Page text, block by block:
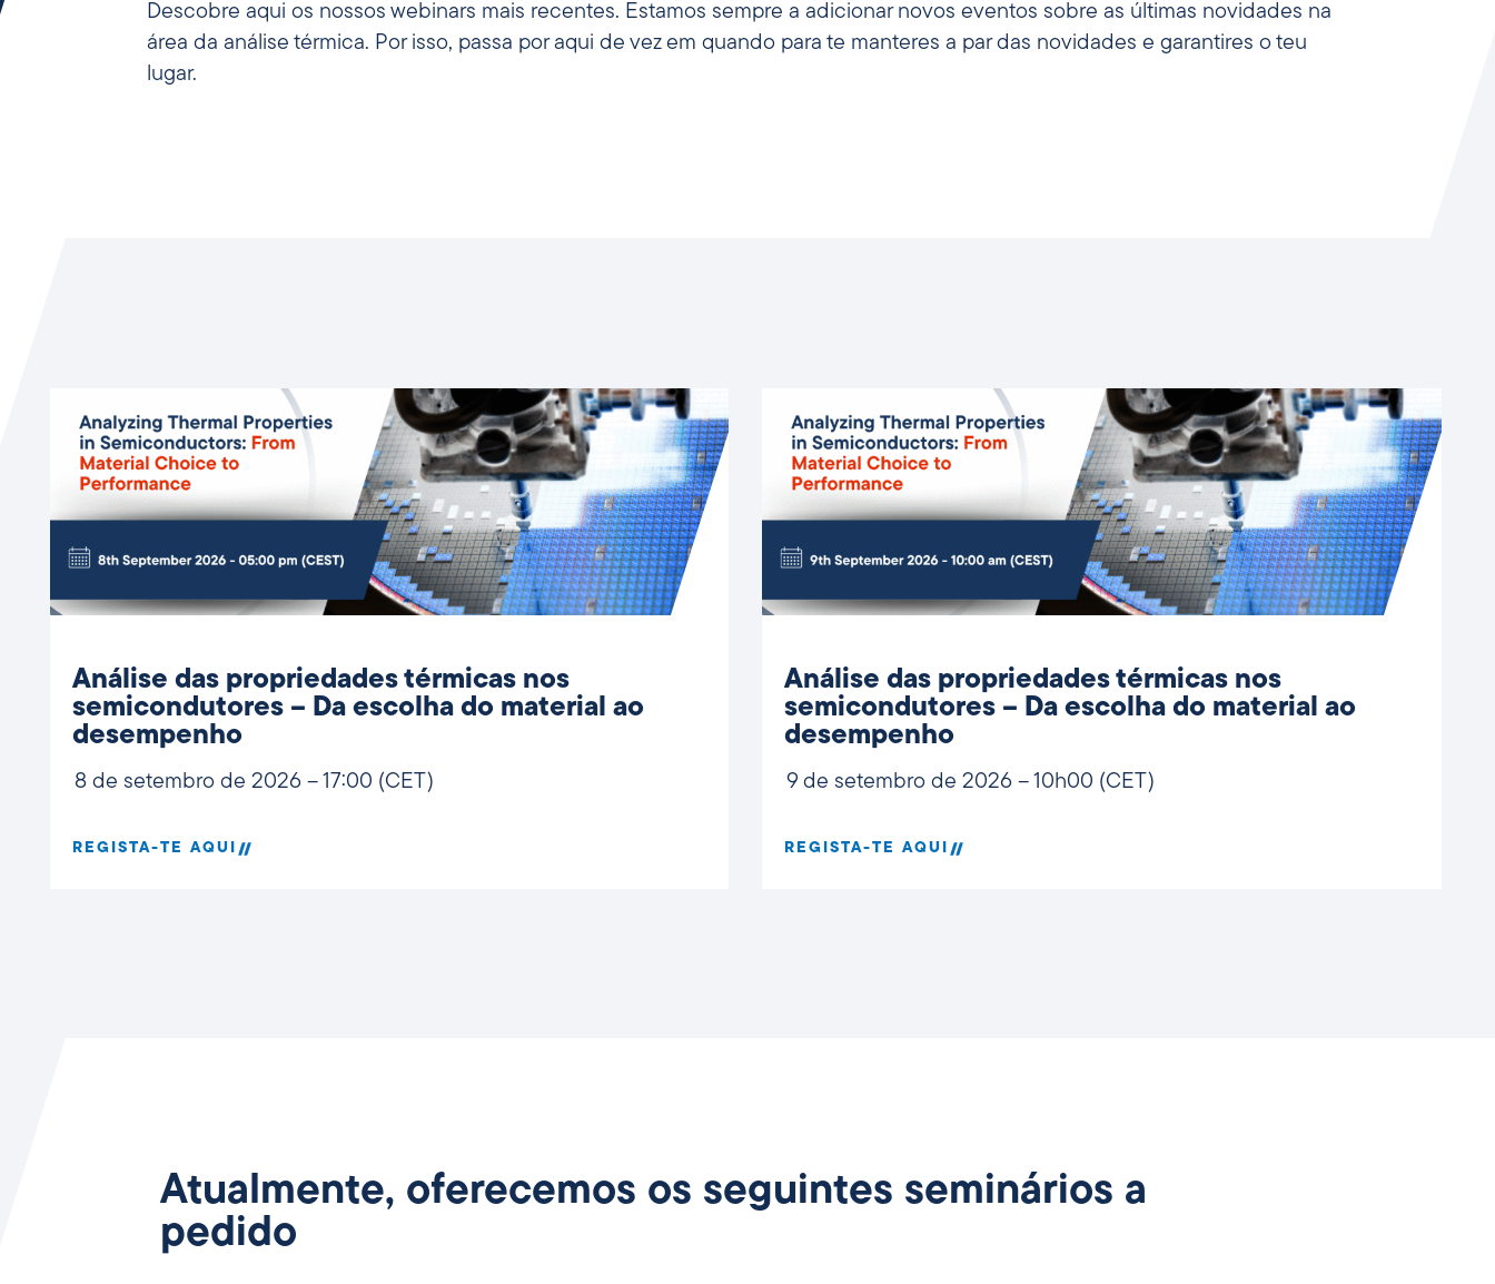
Descobre aqui os nossos webinars mais recentes. Estamos sempre a adicionar novos eventos sobre as últimas novidades na
área da análise térmica. Por isso, passa por aqui de vez em quando para te manteres a par das novidades e garantires o teu
lugar.
Análise das propriedades térmicas nos
semicondutores – Da escolha do material ao
desempenho
8 de setembro de 2026 – 17:00 (CET)
REGISTA-TE AQUI
Análise das propriedades térmicas nos
semicondutores – Da escolha do material ao
desempenho
9 de setembro de 2026 – 10h00 (CET)
REGISTA-TE AQUI
Atualmente, oferecemos os seguintes seminários a
pedido